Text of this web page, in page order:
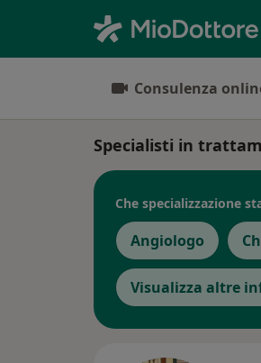
Consulenza
Specialisti in
Che specializzazione
Angiologo
Visualizza altre